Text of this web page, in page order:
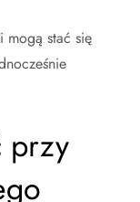
mogą stać się
przy